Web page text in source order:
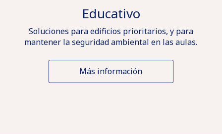
Educativo
Soluciones para edificios prioritarios, y para
mantener la seguridad ambiental en las aulas.
Más información